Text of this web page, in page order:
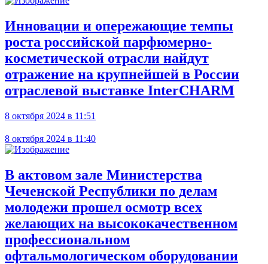
Инновации и опережающие темпы
роста российской парфюмерно-
косметической отрасли найдут
отражение на крупнейшей в России
отраслевой выставке InterCHARM
8 октября 2024 в 11:51
8 октября 2024 в 11:40
В актовом зале Министерства
Чеченской Республики по делам
молодежи прошел осмотр всех
желающих на высококачественном
профессиональном
офтальмологическом оборудовании